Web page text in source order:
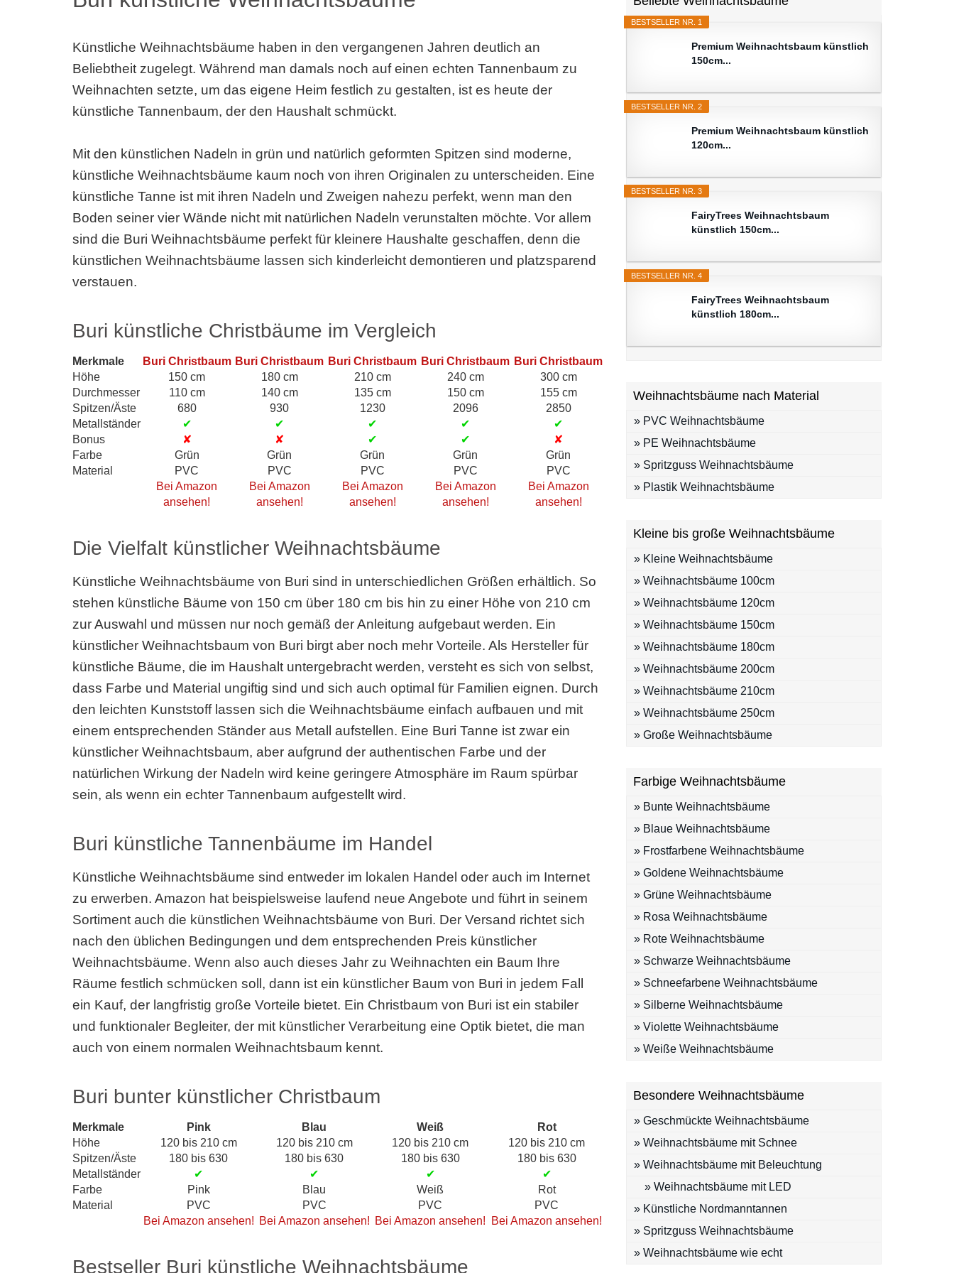
Künstliche Weihnachtsbäume haben in den vergangenen Jahren deutlich an
Beliebtheit zugelegt. Während man damals noch auf einen echten Tannenbaum zu
Weihnachten setzte, um das eigene Heim festlich zu gestalten, ist es heute der
künstliche Tannenbaum, der den Haushalt schmückt.
Mit den künstlichen Nadeln in grün und natürlich geformten Spitzen sind moderne,
künstliche Weihnachtsbäume kaum noch von ihren Originalen zu unterscheiden. Eine
künstliche Tanne ist mit ihren Nadeln und Zweigen nahezu perfekt, wenn man den
Boden seiner vier Wände nicht mit natürlichen Nadeln verunstalten möchte. Vor allem
sind die Buri Weihnachtsbäume perfekt für kleinere Haushalte geschaffen, denn die
künstlichen Weihnachtsbäume lassen sich kinderleicht demontieren und platzsparend
verstauen.
Buri künstliche Christbäume im Vergleich
Merkmale Buri Christbaum Buri Christbaum Buri Christbaum Buri Christbaum Buri Christbaum
Höhe
150 cm 180 cm 210 cm 240 cm
300 cm
Durchmesser
110 cm 140 cm 135 cm 150 cm
155 cm
Spitzen/Äste
680 930 1230 2096
2850
Metallständer
✔ ✔ ✔ ✔
✔
Bonus
✘ ✘ ✔ ✔
✘
Farbe
Grün Grün Grün Grün
Grün
Material
PVC PVC PVC PVC
PVC
Bei Amazon
ansehen!
Bei Amazon
ansehen!
Bei Amazon
ansehen!
Bei Amazon
ansehen!
Bei Amazon
ansehen!
Die Vielfalt künstlicher Weihnachtsbäume
Künstliche Weihnachtsbäume von Buri sind in unterschiedlichen Größen erhältlich. So
stehen künstliche Bäume von 150 cm über 180 cm bis hin zu einer Höhe von 210 cm
zur Auswahl und müssen nur noch gemäß der Anleitung aufgebaut werden. Ein
künstlicher Weihnachtsbaum von Buri birgt aber noch mehr Vorteile. Als Hersteller für
künstliche Bäume, die im Haushalt untergebracht werden, versteht es sich von selbst,
dass Farbe und Material ungiftig sind und sich auch optimal für Familien eignen. Durch
den leichten Kunststoff lassen sich die Weihnachtsbäume einfach aufbauen und mit
einem entsprechenden Ständer aus Metall aufstellen. Eine Buri Tanne ist zwar ein
künstlicher Weihnachtsbaum, aber aufgrund der authentischen Farbe und der
natürlichen Wirkung der Nadeln wird keine geringere Atmosphäre im Raum spürbar
sein, als wenn ein echter Tannenbaum aufgestellt wird.
Buri künstliche Tannenbäume im Handel
Künstliche Weihnachtsbäume sind entweder im lokalen Handel oder auch im Internet
zu erwerben. Amazon hat beispielsweise laufend neue Angebote und führt in seinem
Sortiment auch die künstlichen Weihnachtsbäume von Buri. Der Versand richtet sich
nach den üblichen Bedingungen und dem entsprechenden Preis künstlicher
Weihnachtsbäume. Wenn also auch dieses Jahr zu Weihnachten ein Baum Ihre
Räume festlich schmücken soll, dann ist ein künstlicher Baum von Buri in jedem Fall
ein Kauf, der langfristig große Vorteile bietet. Ein Christbaum von Buri ist ein stabiler
und funktionaler Begleiter, der mit künstlicher Verarbeitung eine Optik bietet, die man
auch von einem normalen Weihnachtsbaum kennt.
Buri bunter künstlicher Christbaum
Merkmale Pink Blau Weiß
Rot
Höhe
120 bis 210 cm 120 bis 210 cm 120 bis 210 cm
120 bis 210 cm
Spitzen/Äste
180 bis 630 180 bis 630 180 bis 630
180 bis 630
Metallständer
✔ ✔ ✔
✔
Farbe
Pink Blau Weiß
Rot
Material
PVC PVC PVC
PVC
Bei Amazon ansehen! Bei Amazon ansehen! Bei Amazon ansehen! Bei Amazon ansehen!
Bestseller Buri künstliche Weihnachtsbäume
BESTSELLER NR. 1
Premium Weihnachtsbaum künstlich
150cm...
BESTSELLER NR. 2
Premium Weihnachtsbaum künstlich
120cm...
BESTSELLER NR. 3
FairyTrees Weihnachtsbaum
künstlich 150cm...
BESTSELLER NR. 4
FairyTrees Weihnachtsbaum
künstlich 180cm...
Weihnachtsbäume nach Material
» PVC Weihnachtsbäume
» PE Weihnachtsbäume
» Spritzguss Weihnachtsbäume
» Plastik Weihnachtsbäume
Kleine bis große Weihnachtsbäume
» Kleine Weihnachtsbäume
» Weihnachtsbäume 100cm
» Weihnachtsbäume 120cm
» Weihnachtsbäume 150cm
» Weihnachtsbäume 180cm
» Weihnachtsbäume 200cm
» Weihnachtsbäume 210cm
» Weihnachtsbäume 250cm
» Große Weihnachtsbäume
Farbige Weihnachtsbäume
» Bunte Weihnachtsbäume
» Blaue Weihnachtsbäume
» Frostfarbene Weihnachtsbäume
» Goldene Weihnachtsbäume
» Grüne Weihnachtsbäume
» Rosa Weihnachtsbäume
» Rote Weihnachtsbäume
» Schwarze Weihnachtsbäume
» Schneefarbene Weihnachtsbäume
» Silberne Weihnachtsbäume
» Violette Weihnachtsbäume
» Weiße Weihnachtsbäume
Besondere Weihnachtsbäume
» Geschmückte Weihnachtsbäume
» Weihnachtsbäume mit Schnee
» Weihnachtsbäume mit Beleuchtung
» Weihnachtsbäume mit LED
» Künstliche Nordmanntannen
» Spritzguss Weihnachtsbäume
» Weihnachtsbäume wie echt